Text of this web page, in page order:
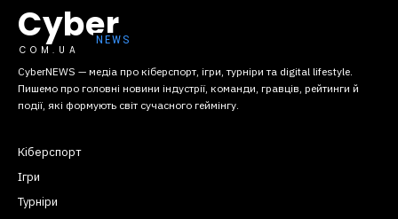
Cyber
COM.UA
CyberNEWS — медіа про кіберспорт, ігри, турніри та digital lifestyle.
Пишемо про головні новини індустрії, команди, гравців, рейтинги й
події, які формують світ сучасного геймінгу.
Кіберспорт
Ігри
Турніри